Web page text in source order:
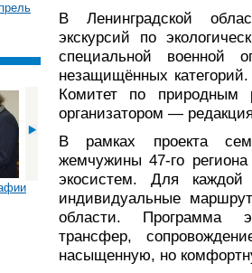
В Ленинградской
экскурсий по
специальной военной
незащищённых
Комитет по природным
организатором —
В рамках проекта
жемчужины 47-го
экосистем. Для каждой
индивидуальные
области. Программа
трансфер,
насыщенную, но